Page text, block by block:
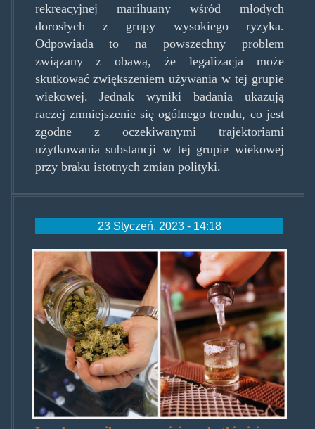
rekreacyjnej marihuany wśród młodych
dorosłych z grupy wysokiego ryzyka.
Odpowiada to na powszechny problem
związany z obawą, że legalizacja może
skutkować zwiększeniem używania w tej grupie
wiekowej. Jednak wyniki badania ukazują
raczej zmniejszenie się ogólnego trendu, co jest
zgodne z oczekiwanymi trajektoriami
użytkowania substancji w tej grupie wiekowej
przy braku istotnych zmian polityki.
23 Styczeń, 2023 - 14:18
marijuana-
vs-
alcohol-
split.jpg